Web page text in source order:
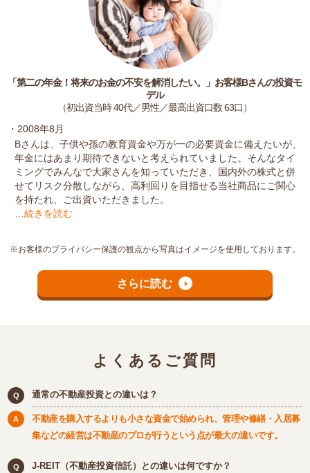
「第二の年金！将来のお金の不安を解消したい。」お客様Bさんの投資モ
デル
（初出資当時 40代／男性／最高出資口数 63口）
・2008年8月
Bさんは、子供や孫の教育資金や万が一の必要資金に備えたいが、
年金にはあまり期待できないと考えられていました。そんなタイ
ミングでみんなで大家さんを知っていただき、国内外の株式と併
せてリスク分散しながら、高利回りを目指せる当社商品にご関心
を持たれ、ご出資いただきました。
…続きを読む
※お客様のプライバシー保護の観点から写真はイメージを使用しております。
さらに読む
よくあるご質問
通常の不動産投資との違いは？
不動産を購入するよりも小さな資金で始められ、管理や修繕・入居募
集などの経営は不動産のプロが行うという点が最大の違いです。
J-REIT（不動産投資信託）との違いは何ですか？